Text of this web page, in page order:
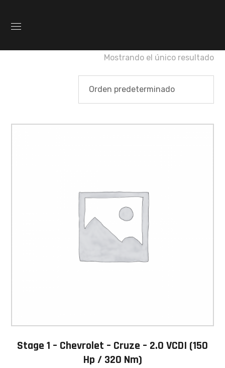
Mostrando el único resultado
Stage 1 – Chevrolet – Cruze – 2.0 VCDI (150
Hp / 320 Nm)